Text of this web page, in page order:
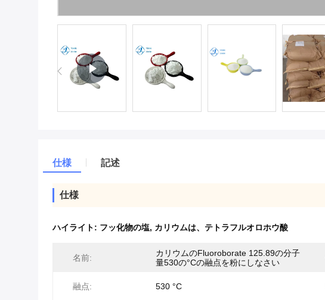
仕様 記述
仕様
ハイライト: フッ化物の塩, カリウムは、テトラフルオロホウ酸
名前:
カリウムのFluoroborate 125.89の分子
量530の°Cの融点を粉にしなさい
融点: 530 °C